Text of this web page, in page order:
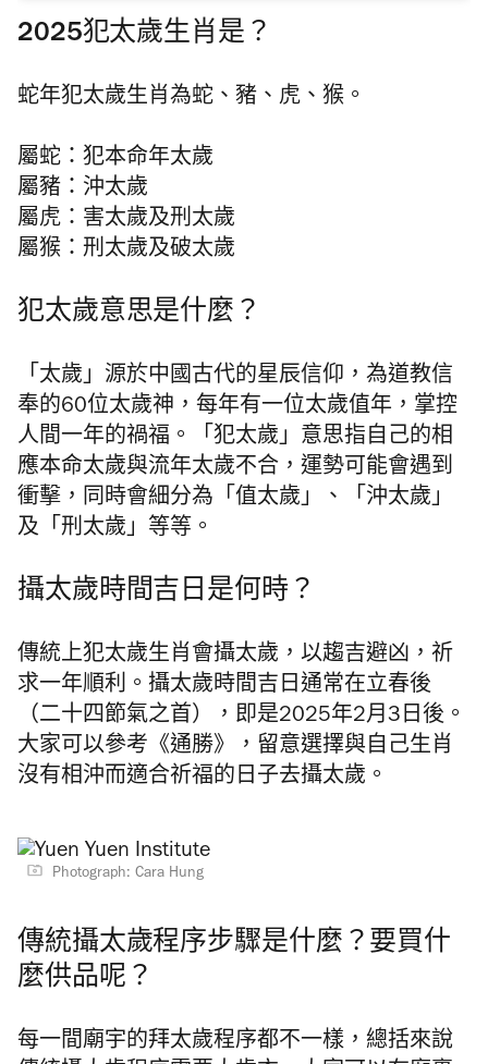
2025犯太歲生肖是？
蛇年犯太歲生肖為蛇、豬、虎、猴。
屬蛇：犯本命年太歲
屬豬：沖太歲
屬虎：害太歲及刑太歲
屬猴：刑太歲及破太歲
犯太歲意思是什麼？
「太歲」源於中國古代的星辰信仰，為道教信
奉的60位太歲神，每年有一位太歲值年，掌控
人間一年的禍福。「犯太歲」意思指自己的相
應本命太歲與流年太歲不合，運勢可能會遇到
衝擊，同時會細分為「值太歲」、「沖太歲」
及「刑太歲」等等。
攝太歲時間吉日是何時？
傳統上犯太歲生肖會攝太歲，以趨吉避凶，祈
求一年順利。攝太歲時間吉日通常在立春後
（二十四節氣之首），即是2025年2月3日後。
大家可以參考《通勝》，留意選擇與自己生肖
沒有相沖而適合祈福的日子去攝太歲。
Photograph: Cara Hung
傳統攝太歲程序步驟是什麼？要買什
麼供品呢？
每一間廟宇的拜太歲程序都不一樣，總括來說